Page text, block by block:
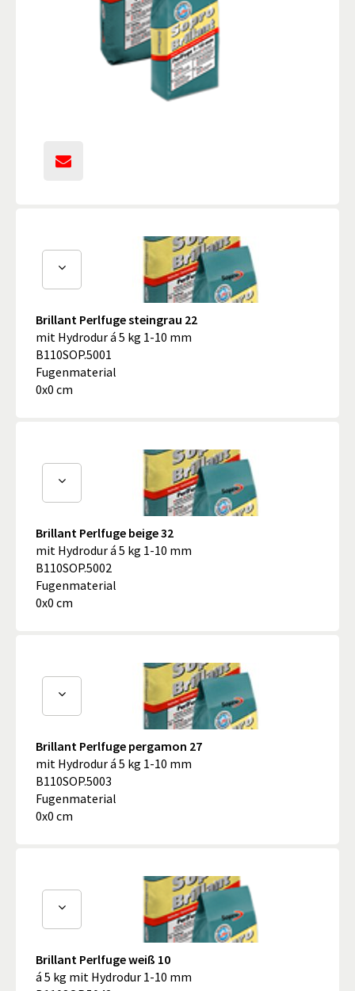
Brillant Perlfuge steingrau 22
mit Hydrodur á 5 kg 1-10 mm
B110SOP.5001
Fugenmaterial
0x0 cm
Brillant Perlfuge beige 32
mit Hydrodur á 5 kg 1-10 mm
B110SOP.5002
Fugenmaterial
0x0 cm
Brillant Perlfuge pergamon 27
mit Hydrodur á 5 kg 1-10 mm
B110SOP.5003
Fugenmaterial
0x0 cm
Brillant Perlfuge weiß 10
á 5 kg mit Hydrodur 1-10 mm